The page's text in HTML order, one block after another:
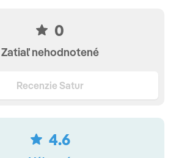
• klimatizácia • kúpeľňa so sprchou
• minibar • set na prípravu kávy alebo
room service
0
Zatiaľ nehodnotené
Recenzie Satur
4.6